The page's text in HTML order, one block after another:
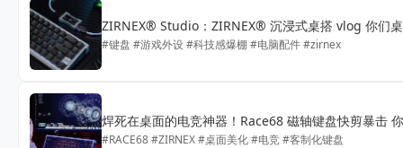
ZIRNEX®️ Studio：ZIRNEX® 沉浸式桌搭 vlog 你们
#键盘 #游戏外设 #科技感爆棚 #电脑配件 #zirnex
焊死在桌面的电竞神器！Race68 磁轴键盘快剪暴击
#RACE68 #ZIRNEX #桌面美化 #电竞 #客制化键盘